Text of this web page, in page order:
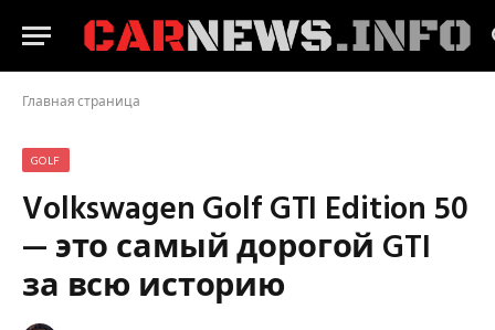
Главная страница
GOLF
Volkswagen Golf GTI Edition 50
— это самый дорогой GTI
за всю историю